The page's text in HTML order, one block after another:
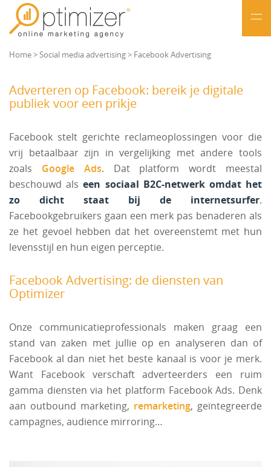
Home>Social media advertising> Facebook Advertising
Adverteren op Facebook: bereik je digitale
publiek voor een prikje
Facebook stelt gerichte reclameoplossingen voor die
vrij betaalbaar zijn in vergelijking met andere tools
zoals Google Ads. Dat platform wordt meestal
beschouwd alseen sociaal B2C-netwerk omdat het
zo dicht staat bij de internetsurfer.
Facebookgebruikers gaan een merk pas benaderen als
ze het gevoel hebben dat het overeenstemt met hun
levensstijl en hun eigen perceptie.
Facebook Advertising: de diensten van
Optimizer
Onze communicatieprofessionals maken graag een
stand van zaken met jullie op en analyseren dan of
Facebook al dan niet het beste kanaal is voor je merk.
Want Facebook verschaft adverteerders een ruim
gamma diensten via het platform Facebook Ads. Denk
aan outbound marketing, remarketing, geïntegreerde
campagnes, audience mirroring…